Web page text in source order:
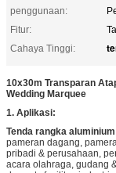
penggunaan:
Fitur:
Cahaya Tinggi:
10x30m Transparan
Wedding Marquee
1. Aplikasi:
Tenda rangka aluminium
pameran dagang,
pribadi & perusahaan,
acara olahraga, gudang